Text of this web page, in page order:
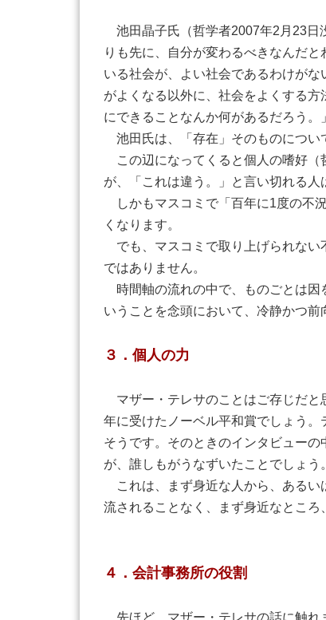
池田晶子氏（哲学者2007年2月23日
りも先に、自分が変わるべきなんだ
いる社会が、よい社会であるわけが
がよくなる以外に、社会をよくする
にできることなんか何があるだろう。」
池田氏は、「存在」そのものについ
この辺になってくると個人の嗜好（
が、「これは違う。」と言い切れる人
しかもマスコミで「百年に1度の不
くなります。
でも、マスコミで取り上げられない
ではありません。
時間軸の流れの中で、ものごとは因
いうことを念頭において、冷静かつ前
３．個人の力
マザー・テレサのことはご存じだと
年に受けたノーベル平和賞でしょう
そうです。そのときのインタビュー
が、誰しもがうなずいたことでしょう
これは、まず身近な人から、あるい
流されることなく、まず身近なところ
４．会計事務所の役割
先ほど、マザー・テレサの話に触れ